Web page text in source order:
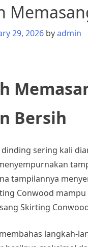
29, 2026 byadmin
Bersih
sering kali
tampilannya
Conwood
Skirting
langkah-